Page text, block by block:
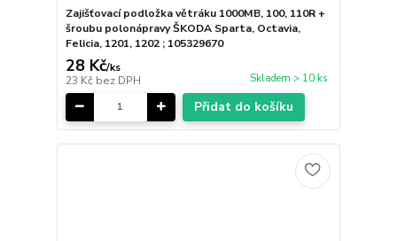
Zajišťovací podložka větráku 1000MB, 100, 110R +
šroubu polonápravy ŠKODA Sparta, Octavia,
Felicia, 1201, 1202 ; 105329670
28 Kč/ks
23 Kč bez DPH Skladem > 10 ks
Přidat do košíku